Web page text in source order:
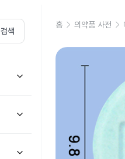
검색
홈 의약품 사전